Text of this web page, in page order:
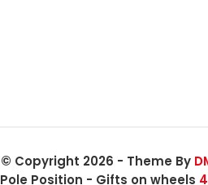
© Copyright 2026 - Theme By
Pole Position - Gifts on wheels